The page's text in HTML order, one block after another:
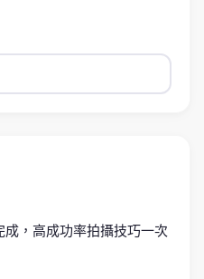
，高成功率拍攝技巧一次